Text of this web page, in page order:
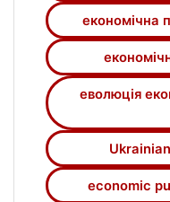
публіцистичної
спрямування І.
української та
економічна
еволюція
economic